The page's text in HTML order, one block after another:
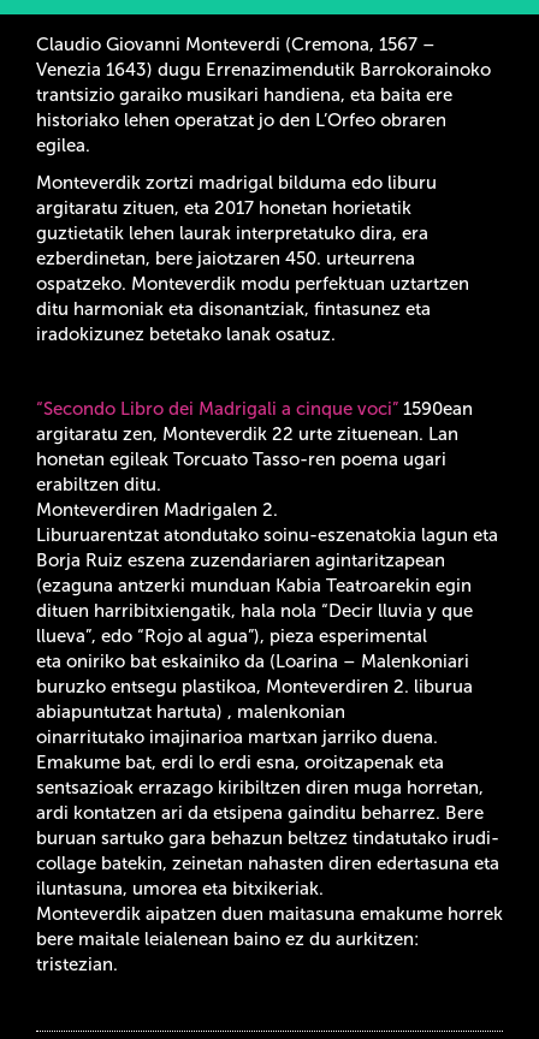
Claudio Giovanni Monteverdi (Cremona, 1567 –
Venezia 1643) dugu Errenazimendutik Barrokorainoko
trantsizio garaiko musikari handiena, eta baita ere
historiako lehen operatzat jo den L’Orfeo obraren
egilea.
Monteverdik zortzi madrigal bilduma edo liburu
argitaratu zituen, eta 2017 honetan horietatik
guztietatik lehen laurak interpretatuko dira, era
ezberdinetan, bere jaiotzaren 450. urteurrena
ospatzeko. Monteverdik modu perfektuan uztartzen
ditu harmoniak eta disonantziak, fintasunez eta
iradokizunez betetako lanak osatuz.
“Secondo Libro dei Madrigali a cinque voci” 1590ean
argitaratu zen, Monteverdik 22 urte zituenean. Lan
honetan egileak Torcuato Tasso-ren poema ugari
erabiltzen ditu.
Monteverdiren Madrigalen 2.
Liburuarentzat atondutako soinu-eszenatokia lagun eta
Borja Ruiz eszena zuzendariaren agintaritzapean
(ezaguna antzerki munduan Kabia Teatroarekin egin
dituen harribitxiengatik, hala nola “Decir lluvia y que
llueva”, edo “Rojo al agua”), pieza esperimental
eta oniriko bat eskainiko da (Loarina – Malenkoniari
buruzko entsegu plastikoa, Monteverdiren 2. liburua
abiapuntutzat hartuta) , malenkonian
oinarritutako imajinarioa martxan jarriko duena.
Emakume bat, erdi lo erdi esna, oroitzapenak eta
sentsazioak errazago kiribiltzen diren muga horretan,
ardi kontatzen ari da etsipena gainditu beharrez. Bere
buruan sartuko gara behazun beltzez tindatutako irudi-
collage batekin, zeinetan nahasten diren edertasuna eta
iluntasuna, umorea eta bitxikeriak.
Monteverdik aipatzen duen maitasuna emakume horrek
bere maitale leialenean baino ez du aurkitzen:
tristezian.